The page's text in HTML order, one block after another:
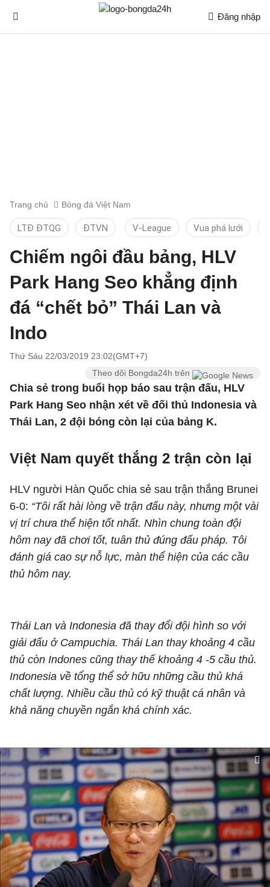
Đăng nhập
Trang chủ Bóng đá Việt Nam
LTĐ ĐTQG ĐTVN V-League Vua phá lưới
Chiếm ngôi đầu bảng, HLV
Park Hang Seo khẳng định
đá “chết bỏ” Thái Lan và
Indo
Thứ Sáu 22/03/2019 23:02(GMT+7)
Theo dõi Bongda24h trên
Chia sẻ trong buổi họp báo sau trận đấu, HLV
Park Hang Seo nhận xét về đối thủ Indonesia và
Thái Lan, 2 đội bóng còn lại của bảng K.
Việt Nam quyết thắng 2 trận còn lại
HLV người Hàn Quốc chia sẻ sau trận thắng Brunei
6-0: “Tôi rất hài lòng về trận đấu này, nhưng một vài
vị trí chưa thể hiện tốt nhất. Nhìn chung toàn đội
hôm nay đã chơi tốt, tuân thủ đúng đấu pháp. Tôi
đánh giá cao sự nỗ lực, màn thể hiện của các cầu
thủ hôm nay.
Thái Lan và Indonesia đã thay đổi đội hình so với
giải đấu ở Campuchia. Thái Lan thay khoảng 4 cầu
thủ còn Indones cũng thay thế khoảng 4 -5 cầu thủ.
Indonesia về tổng thể sở hữu những cầu thủ khá
chất lượng. Nhiều cầu thủ có kỹ thuật cá nhân và
khả năng chuyền ngắn khá chính xác.